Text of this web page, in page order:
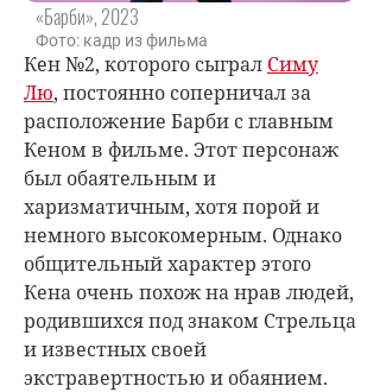
«Барби», 2023
Фото: кадр из фильма
Кен №2, которого сыграл Симу
Лю, постоянно соперничал за
расположение Барби с главным
Кеном в фильме. Этот персонаж
был обаятельным и
харизматичным, хотя порой и
немного высокомерным. Однако
общительный характер этого
Кена очень похож на нрав людей,
родившихся под знаком Стрельца
и известных своей
экстравертностью и обаянием.